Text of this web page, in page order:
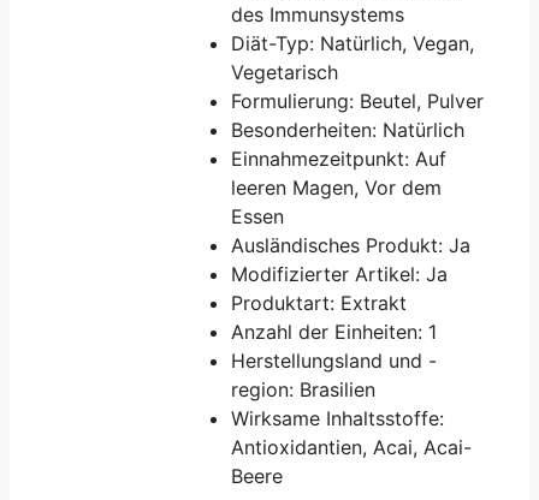
des Immunsystems
Diät-Typ: Natürlich, Vegan,
Vegetarisch
Formulierung: Beutel, Pulver
Besonderheiten: Natürlich
Einnahmezeitpunkt: Auf
leeren Magen, Vor dem
Essen
Ausländisches Produkt: Ja
Modifizierter Artikel: Ja
Produktart: Extrakt
Anzahl der Einheiten: 1
Herstellungsland und -
region: Brasilien
Wirksame Inhaltsstoffe:
Antioxidantien, Acai, Acai-
Beere